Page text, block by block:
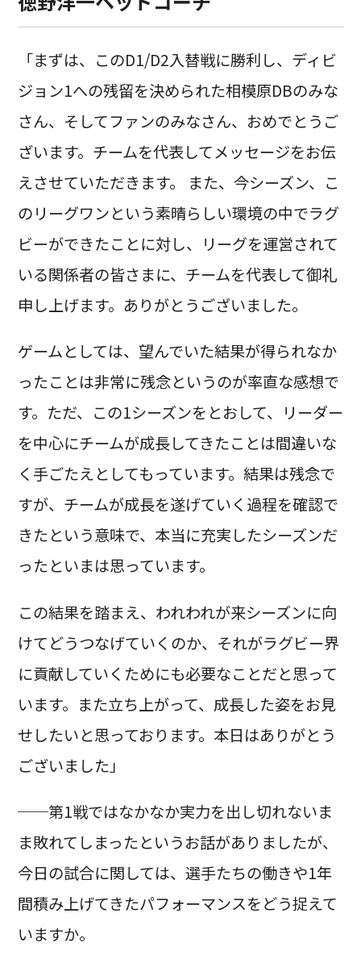
「まずは、このD1/D2入替戦に勝利し、ディビ
ジョン1への残留を決められた相模原DBのみな
さん、そしてファンのみなさん、おめでとうご
ざいます。チームを代表してメッセージをお伝
えさせていただきます。 また、今シーズン、こ
のリーグワンという素晴らしい環境の中でラグ
ビーができたことに対し、リーグを運営されて
いる関係者の皆さまに、チームを代表して御礼
申し上げます。ありがとうございました。
ゲームとしては、望んでいた結果が得られなか
ったことは非常に残念というのが率直な感想で
す。ただ、この1シーズンをとおして、リーダー
を中心にチームが成長してきたことは間違いな
く手ごたえとしてもっています。結果は残念で
すが、チームが成長を遂げていく過程を確認で
きたという意味で、本当に充実したシーズンだ
ったといまは思っています。
この結果を踏まえ、われわれが来シーズンに向
けてどうつなげていくのか、それがラグビー界
に貢献していくためにも必要なことだと思って
います。また立ち上がって、成長した姿をお見
せしたいと思っております。本日はありがとう
ございました」
──第1戦ではなかなか実力を出し切れないま
ま敗れてしまったというお話がありましたが、
今日の試合に関しては、選手たちの働きや1年
間積み上げてきたパフォーマンスをどう捉えて
いますか。